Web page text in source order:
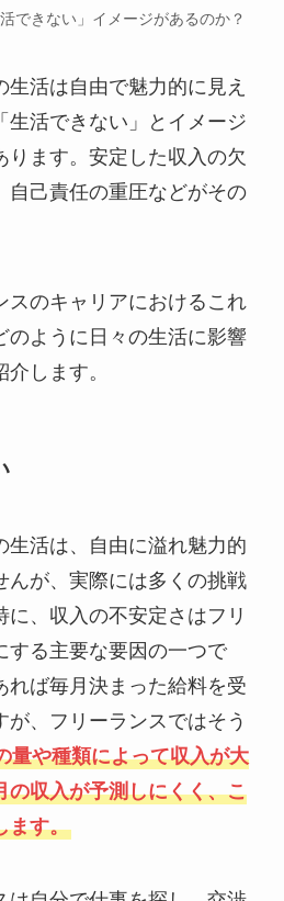
できない」イメージがあるのか？
活は自由で魅力的に見え
生活できない」とイメージ
ります。安定した収入の欠
自己責任の重圧などがその
スのキャリアにおけるこれ
のように日々の生活に影響
します。
生活は、自由に溢れ魅力的
んが、実際には多くの挑戦
に、収入の不安定さはフリ
する主要な要因の一つで
れば毎月決まった給料を受
が、フリーランスではそう
量や種類によって収入が大
の収入が予測しにくく、こ
ます。